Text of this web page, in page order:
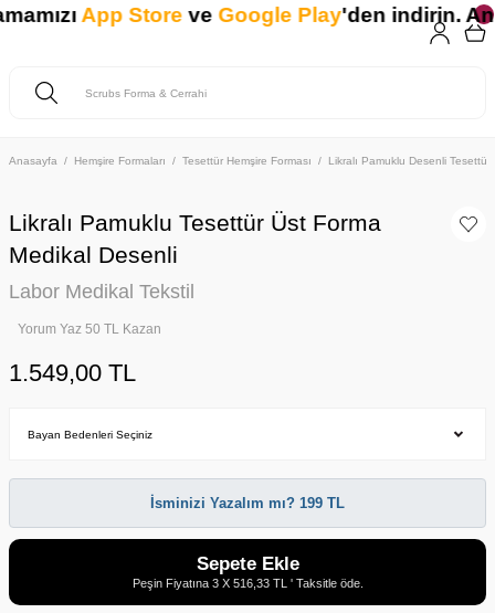
Anasayfa Hemşire Formaları Tesettür Hemşire Forması Likralı Pamuklu Desenli Tesettür
Likralı Pamuklu Tesettür Üst Forma
Medikal Desenli
Labor Medikal Tekstil
Yorum Yaz 50 TL Kazan
1.549,00 TL
İsminizi Yazalım mı? 199 TL
Sepete Ekle
Peşin Fiyatına 3 X 516,33 TL ' Taksitle öde.
App StoreveGoogle Play'den indirin.